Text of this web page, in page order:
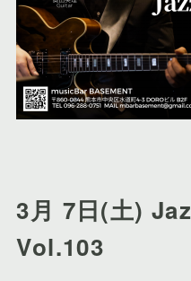
3月 7日(土)
Vol.103